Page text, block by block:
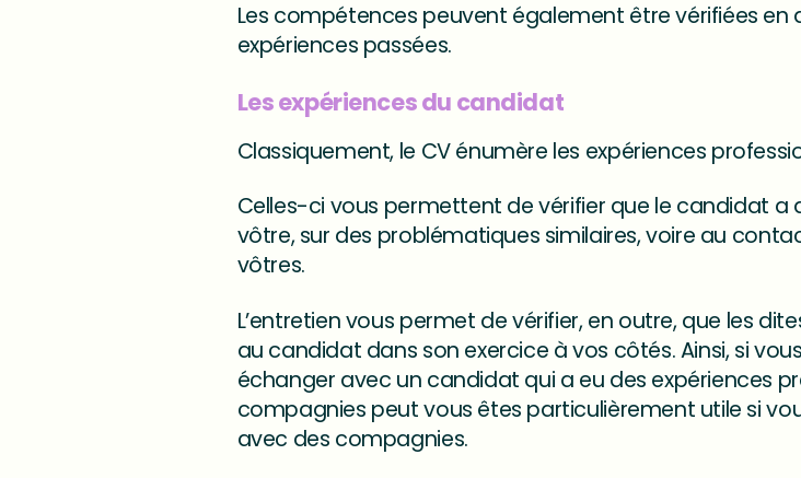
Les compétences peuvent également être vérifiées
expériences passées.
Les expériences du candidat
Classiquement, le CV énumère les expériences
Celles-ci vous permettent de vérifier que le candidat a
vôtre, sur des problématiques similaires, voire au
vôtres.
L’entretien vous permet de vérifier, en outre, que les
au candidat dans son exercice à vos côtés. Ainsi, si
échanger avec un candidat qui a eu des expériences
compagnies peut vous êtes particulièrement utile si
avec des compagnies.